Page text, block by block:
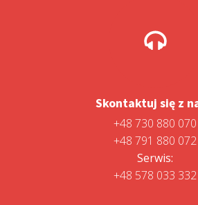
Skontaktuj się z
+48 730 880 070
+48 791 880 072
Serwis:
+48 578 033 332